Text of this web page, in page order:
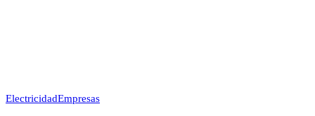
ElectricidadEmpresas